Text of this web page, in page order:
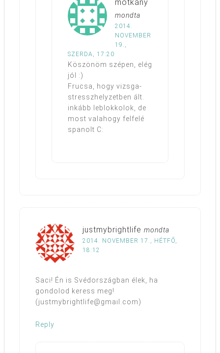
motkany
mondta
2014.
NOVEMBER
19.,
SZERDA, 17:20
Köszönöm szépen, elég
jól :)
Frucsa, hogy vizsga-
stresszhelyzetben ált.
inkább leblokkolok, de
most valahogy felfelé
spanolt C:
justmybrightlife mondta
2014. NOVEMBER 17., HÉTFŐ,
18:12
Saci! Én is Svédországban élek, ha
gondolod keress meg!
(justmybrightlife@gmail.com)
Reply